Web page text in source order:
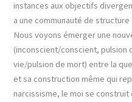
instances aux objectifs
a une communauté de
Nous voyons émerger une
(inconscient/conscient, pulsion
vie/pulsion de mort) entre la
et sa construction même qui
narcissisme, le moi se